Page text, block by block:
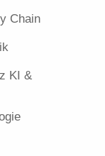
Chain
KI &